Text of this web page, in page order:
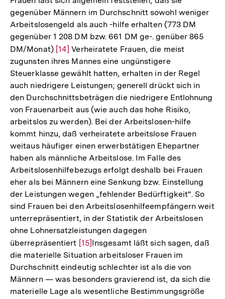
gegenüber Männern im Durchschnitt sowohl weniger
Arbeitslosengeld als auch -hilfe erhalten (773 DM
gegenüber 1 208 DM bzw. 661 DM ge-. genüber 865
DM/Monat) Zur
Auflösung
der
Fußnote
[14] Verheiratete Frauen, die meist
zugunsten ihres Mannes eine ungünstigere
Steuerklasse gewählt hatten, erhalten in der Regel
auch niedrigere Leistungen; generell drückt sich in
den Durchschnittsbeträgen die niedrigere Entlohnung
von Frauenarbeit aus (wie auch das hohe Risiko,
arbeitslos zu werden). Bei der Arbeitslosen-hilfe
kommt hinzu, daß verheiratete arbeitslose Frauen
weitaus häufiger einen erwerbstätigen Ehepartner
haben als männliche Arbeitslose. Im Falle des
Arbeitslosenhilfebezugs erfolgt deshalb bei Frauen
eher als bei Männern eine Senkung bzw. Einstellung
der Leistungen wegen „fehlender Bedürftigkeit“. So
sind Frauen bei den Arbeitslosenhilfeempfängern weit
unterrepräsentiert, in der Statistik der Arbeitslosen
ohne Lohnersatzleistungen dagegen
überrepräsentiert Zur
Auflösung
der
Fußnote
[15] Insgesamt läßt sich sagen, daß
die materielle Situation arbeitsloser Frauen im
Durchschnitt eindeutig schlechter ist als die von
Männern — was besonders gravierend ist, da sich die
materielle Lage als wesentliche Bestimmungsgröße